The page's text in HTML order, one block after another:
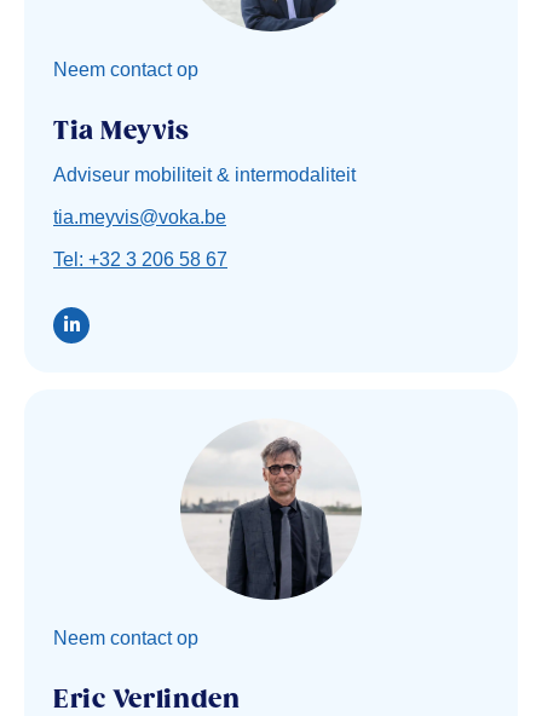
Neem contact op
Tia Meyvis
Adviseur mobiliteit & intermodaliteit
tia.meyvis@voka.be
Tel: +32 3 206 58 67
Neem contact op
Eric Verlinden